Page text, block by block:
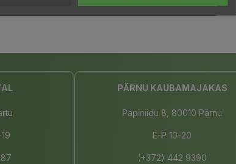
PÄRNU KAUBAMAJAKAS
Papiniidu 8, 80010 Pärnu
E-P 10-20
(+372) 442 9390